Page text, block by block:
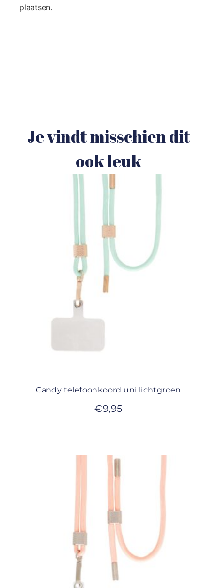
plaatsen.
Je vindt misschien dit
ook leuk
Candy telefoonkoord uni lichtgroen
€9,95